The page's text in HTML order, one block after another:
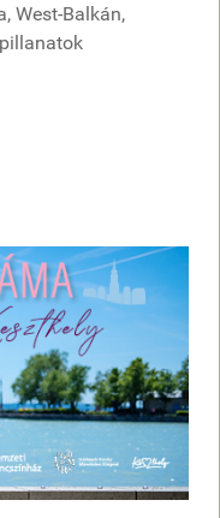
West-Balkán,